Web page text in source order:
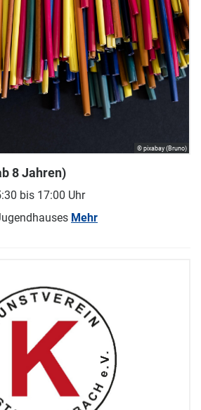
8 Jahren)
bis 17:00 Uhr
Mehr
© pixabay (Bruno)